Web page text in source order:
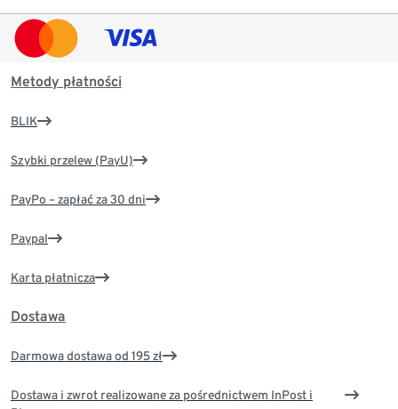
Metody płatności
BLIK
Szybki przelew (PayU)
PayPo – zapłać za 30 dni
Paypal
Karta płatnicza
Dostawa
Darmowa dostawa od 195 zł
Dostawa i zwrot realizowane za pośrednictwem InPost i